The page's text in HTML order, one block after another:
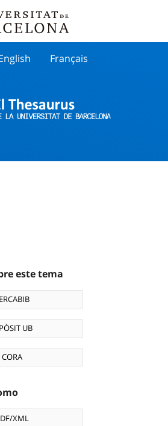
Français
este tema
UB
CORA
XML